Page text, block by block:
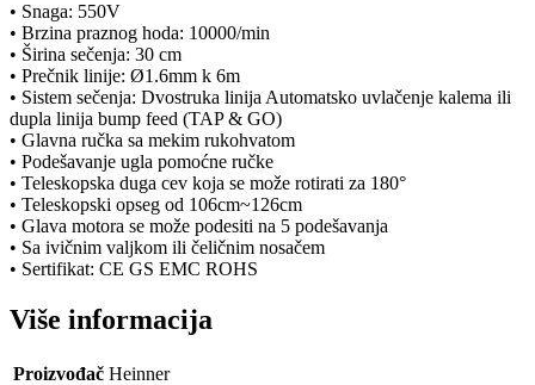
• Snaga: 550V
• Brzina praznog hoda: 10000/min
• Širina sečenja: 30 cm
• Prečnik linije: Ø1.6mm k 6m
• Sistem sečenja: Dvostruka linija Automatsko uvlačenje kalema ili
dupla linija bump feed (TAP & GO)
• Glavna ručka sa mekim rukohvatom
• Podešavanje ugla pomoćne ručke
• Teleskopska duga cev koja se može rotirati za 180°
• Teleskopski opseg od 106cm~126cm
• Glava motora se može podesiti na 5 podešavanja
• Sa ivičnim valjkom ili čeličnim nosačem
• Sertifikat: CE GS EMC ROHS
Više informacija
Proizvođač Heinner